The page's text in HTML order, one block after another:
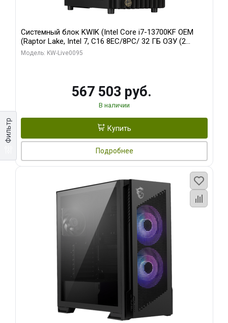
Фильтр
Системный блок KWIK (Intel Core i7-13700KF OEM
(Raptor Lake, Intel 7, C16 8EC/8PC/ 32 ГБ ОЗУ (2
модуля)/ Afox RTX4090 24GB GDDR6X 384-Bit 3xDP
Модель: KW-Live0095
567 503 руб.
В наличии
Купить
Подробнее